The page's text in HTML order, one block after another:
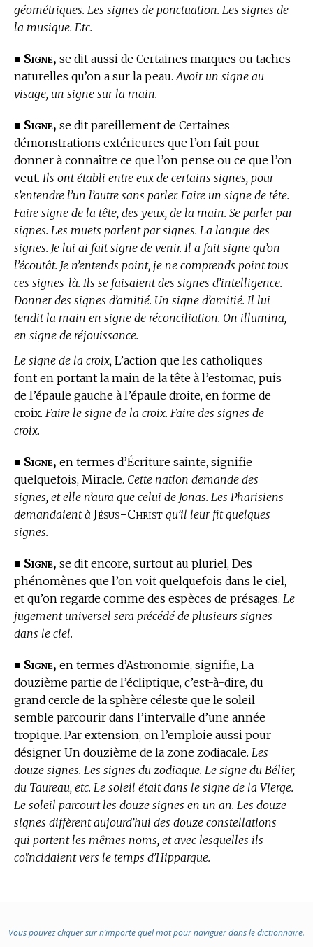
géométriques. Les signes de ponctuation. Les signes de
la musique. Etc.
■ Signe, se dit aussi de Certaines marques ou taches
naturelles qu’on a sur la peau. Avoir un signe au
visage, un signe sur la main.
■ Signe, se dit pareillement de Certaines
démonstrations extérieures que l’on fait pour
donner à connaître ce que l’on pense ou ce que l’on
veut. Ils ont établi entre eux de certains signes, pour
s’entendre l’un l’autre sans parler. Faire un signe de tête.
Faire signe de la tête, des yeux, de la main. Se parler par
signes. Les muets parlent par signes. La langue des
signes. Je lui ai fait signe de venir. Il a fait signe qu’on
l’écoutât. Je n’entends point, je ne comprends point tous
ces signes-là. Ils se faisaient des signes d’intelligence.
Donner des signes d’amitié. Un signe d’amitié. Il lui
tendit la main en signe de réconciliation. On illumina,
en signe de réjouissance.
Le signe de la croix, L’action que les catholiques
font en portant la main de la tête à l’estomac, puis
de l’épaule gauche à l’épaule droite, en forme de
croix. Faire le signe de la croix. Faire des signes de
croix.
■ Signe, en termes d’Écriture sainte, signifie
quelquefois, Miracle. Cette nation demande des
signes, et elle n’aura que celui de Jonas. Les Pharisiens
demandaient à Jésus-Christ qu’il leur fît quelques
signes.
■ Signe, se dit encore, surtout au pluriel, Des
phénomènes que l’on voit quelquefois dans le ciel,
et qu’on regarde comme des espèces de présages. Le
jugement universel sera précédé de plusieurs signes
dans le ciel.
■ Signe, en termes d’Astronomie, signifie, La
douzième partie de l’écliptique, c’est-à-dire, du
grand cercle de la sphère céleste que le soleil
semble parcourir dans l’intervalle d’une année
tropique. Par extension, on l’emploie aussi pour
désigner Un douzième de la zone zodiacale. Les
douze signes. Les signes du zodiaque. Le signe du Bélier,
du Taureau, etc. Le soleil était dans le signe de la Vierge.
Le soleil parcourt les douze signes en un an. Les douze
signes diffèrent aujourd’hui des douze constellations
qui portent les mêmes noms, et avec lesquelles ils
coïncidaient vers le temps d’Hipparque.
Vous pouvez cliquer sur n’importe quel mot pour naviguer dans le dictionnaire.